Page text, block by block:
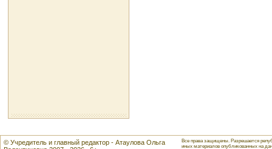
© Учредитель и главный редактор - Атаулова Ольга
Все права защищены. Разрешается
иных материалов опубликованных на